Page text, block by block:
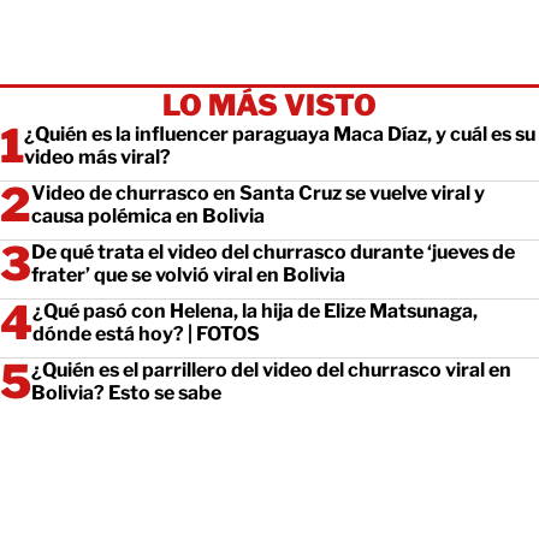
LO MÁS VISTO
¿Quién es la influencer paraguaya Maca Díaz, y cuál es su
video más viral?
Video de churrasco en Santa Cruz se vuelve viral y
causa polémica en Bolivia
De qué trata el video del churrasco durante ‘jueves de
frater’ que se volvió viral en Bolivia
¿Qué pasó con Helena, la hija de Elize Matsunaga,
dónde está hoy? | FOTOS
¿Quién es el parrillero del video del churrasco viral en
Bolivia? Esto se sabe